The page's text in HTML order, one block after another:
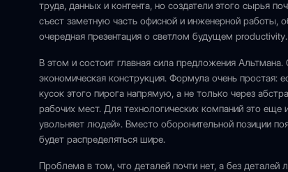
труда, данных и контента, но создатели этого сырья
съест заметную часть офисной и инженерной работы,
очередная презентация о светлом будущем productivity.
В этом и состоит главная сила предложения
экономическая конструкция. Формула очень
кусок этого пирога напрямую, а не только через
рабочих мест. Для технологических компаний это
увольняет людей». Вместо оборонительной позиции
будет распределяться шире.
Проблема в том, что деталей почти нет, а без